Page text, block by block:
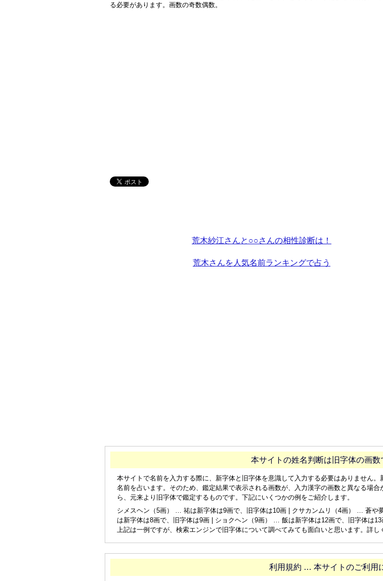
る必要があります。画数の奇数偶数。
荒木紗江さんと○○さんの相性診断は！
荒木さんを人気名前ランキングで占う
本サイトの姓名判断は旧字体の画数
本サイトで名前を入力する際に、新字体と旧字体を意識して入力する必要はありません
名前を占います。そのため、鑑定結果で表示される画数が、入力漢字の画数と異なる場
ら、元来より旧字体で鑑定するものです。下記にいくつかの例をご紹介します。
シメスヘン（5画） … 祐は新字体は9画で、旧字体は10画 | クサカンムリ（4画） … 蒼
は新字体は8画で、旧字体は9画 | ショクヘン（9画） … 飯は新字体は12画で、旧字体は13
上記は一例ですが、検索エンジンで旧字体について調べてみても面白いと思います。詳し
利用規約 … 本サイトのご利用